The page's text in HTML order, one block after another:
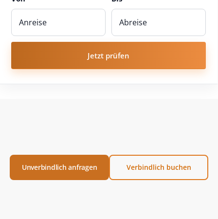
Jetzt prüfen
Unverbindlich anfragen Verbindlich buchen